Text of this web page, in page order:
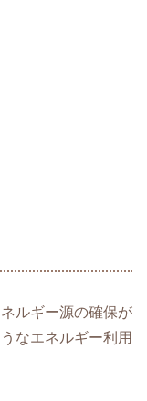
ルギー源の確保が
なエネルギー利用